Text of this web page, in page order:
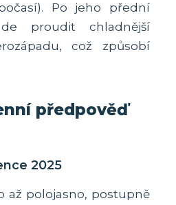
Po jeho přední
proudit chladnější
což způsobí
předpověď
2025
až polojasno, postupně